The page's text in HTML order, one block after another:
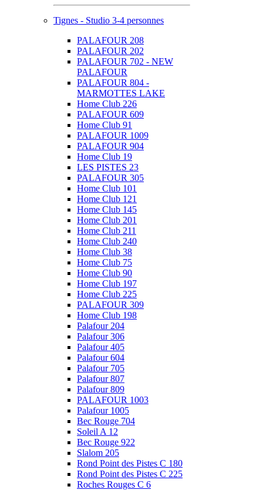
Tignes - Studio 3-4 personnes
PALAFOUR 208
PALAFOUR 202
PALAFOUR 702 - NEW
PALAFOUR
PALAFOUR 804 -
MARMOTTES LAKE
Home Club 226
PALAFOUR 609
Home Club 91
PALAFOUR 1009
PALAFOUR 904
Home Club 19
LES PISTES 23
PALAFOUR 305
Home Club 101
Home Club 121
Home Club 145
Home Club 201
Home Club 211
Home Club 240
Home Club 38
Home Club 75
Home Club 90
Home Club 197
Home Club 225
PALAFOUR 309
Home Club 198
Palafour 204
Palafour 306
Palafour 405
Palafour 604
Palafour 705
Palafour 807
Palafour 809
PALAFOUR 1003
Palafour 1005
Bec Rouge 704
Soleil A 12
Bec Rouge 922
Slalom 205
Rond Point des Pistes C 180
Rond Point des Pistes C 225
Roches Rouges C 6